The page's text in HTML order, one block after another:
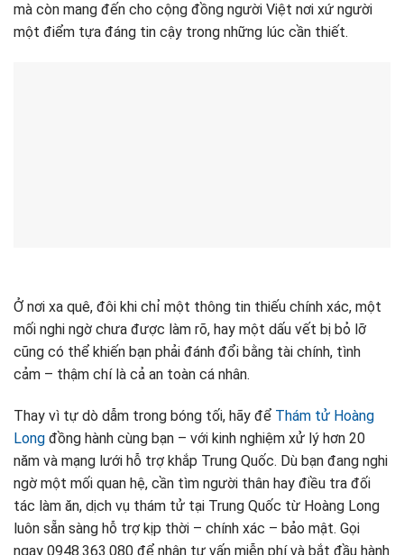
mà còn mang đến cho cộng đồng người Việt nơi xứ người
một điểm tựa đáng tin cậy trong những lúc cần thiết.
Ở nơi xa quê, đôi khi chỉ một thông tin thiếu chính xác, một
mối nghi ngờ chưa được làm rõ, hay một dấu vết bị bỏ lỡ
cũng có thể khiến bạn phải đánh đổi bằng tài chính, tình
cảm – thậm chí là cả an toàn cá nhân.
Thay vì tự dò dẫm trong bóng tối, hãy để Thám tử Hoàng
Long đồng hành cùng bạn – với kinh nghiệm xử lý hơn 20
năm và mạng lưới hỗ trợ khắp Trung Quốc. Dù bạn đang nghi
ngờ một mối quan hệ, cần tìm người thân hay điều tra đối
tác làm ăn, dịch vụ thám tử tại Trung Quốc từ Hoàng Long
luôn sẵn sàng hỗ trợ kịp thời – chính xác – bảo mật. Gọi
ngay 0948.363.080 để nhận tư vấn miễn phí và bắt đầu hành